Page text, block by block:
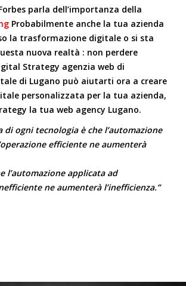
parla dell’importanza della
Probabilmente anche la tua azienda
la trasformazione digitale o si sta
nuova realtà : non perdere
Strategy agenzia web di
di Lugano può aiutarti ora a creare
personalizzata per la tua azienda,
la tua web agency Lugano.
di ogni tecnologia è che l’automazione
efficiente ne aumenterà
l’automazione applicata ad
ne aumenterà l’inefficienza.”